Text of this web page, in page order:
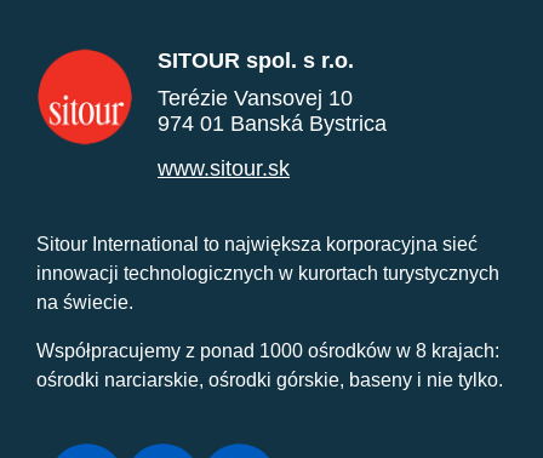
SITOUR spol. s r.o.
Terézie Vansovej 10
974 01 Banská Bystrica
www.sitour.sk
Sitour International to największa korporacyjna sieć
innowacji technologicznych w kurortach turystycznych
na świecie.
Współpracujemy z ponad 1000 ośrodków w 8 krajach:
ośrodki narciarskie, ośrodki górskie, baseny i nie tylko.